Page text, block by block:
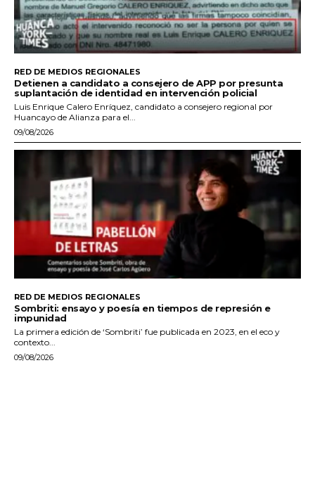
RED DE MEDIOS REGIONALES
Detienen a candidato a consejero de APP por presunta
suplantación de identidad en intervención policial
Luis Enrique Calero Enríquez, candidato a consejero regional por
Huancayo de Alianza para el...
09/08/2026
RED DE MEDIOS REGIONALES
Sombriti: ensayo y poesía en tiempos de represión e
impunidad
La primera edición de ‘Sombriti’ fue publicada en 2023, en el eco y
contexto...
09/08/2026